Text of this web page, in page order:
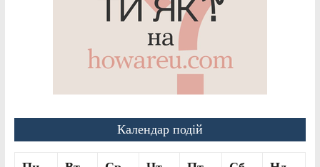
Календар подій